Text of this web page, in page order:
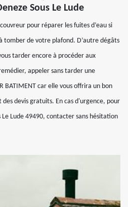
Sous Le Lude
pour réparer les fuites d’eau si
tomber de votre plafond. D’autre dégâts
tarder encore à procéder aux
appeler sans tarder une
BATIMENT car elle vous offrira un bon
des devis gratuits. En cas d'urgence, pour
Lude 49490, contacter sans hésitation